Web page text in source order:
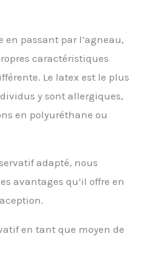
passant par l’agneau,
caractéristiques
Le latex est le plus
y sont allergiques,
en polyuréthane ou
adapté, nous
avantages qu’il offre en
en tant que moyen de